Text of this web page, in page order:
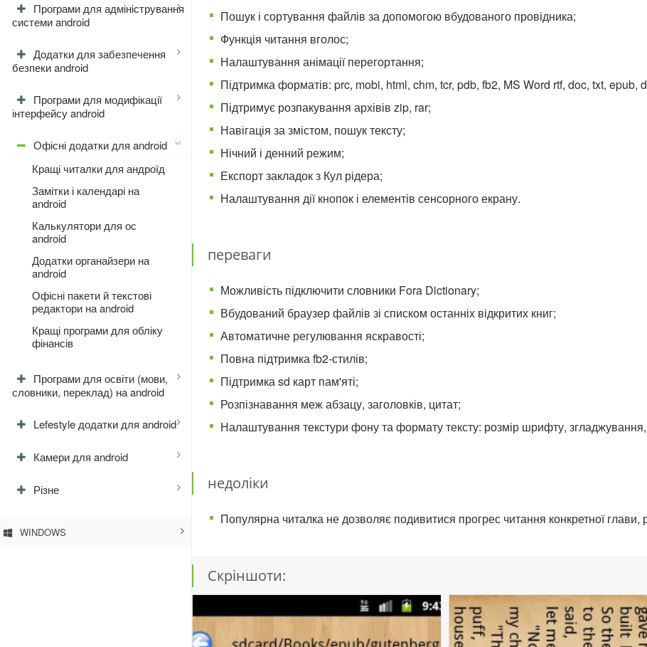
Пошук і сортування файлів за допомогою вбудованого провідника;
Функція читання вголос;
Налаштування анімації перегортання;
Підтримка форматів: prc, mobi, html, chm, tcr, pdb, fb2, MS Word rtf, doc, txt, epub,
Підтримує розпакування архівів zip, rar;
Навігація за змістом, пошук тексту;
Нічний і денний режим;
Експорт закладок з Кул рідера;
Налаштування дії кнопок і елементів сенсорного екрану.
переваги
Можливість підключити словники Fora Dictionary;
Вбудований браузер файлів зі списком останніх відкритих книг;
Автоматичне регулювання яскравості;
Повна підтримка fb2-стилів;
Підтримка sd карт пам'яті;
Розпізнавання меж абзацу, заголовків, цитат;
Налаштування текстури фону та формату тексту: розмір шрифту,
недоліки
Популярна читалка не дозволяє подивитися прогрес читання конкретної глави,
Скріншоти:
Програми для адміністрування
системи android
Додатки для забезпечення
безпеки android
Програми для модифікації
інтерфейсу android
Офісні додатки для android
Кращі читалки для андроїд
Замітки і календарі на
android
Калькулятори для ос
android
Додатки органайзери на
android
Офісні пакети й текстові
редактори на android
Кращі програми для обліку
фінансів
Програми для освіти (мови,
словники, переклад) на android
Lefestyle додатки для android
Камери для android
Різне
WINDOWS